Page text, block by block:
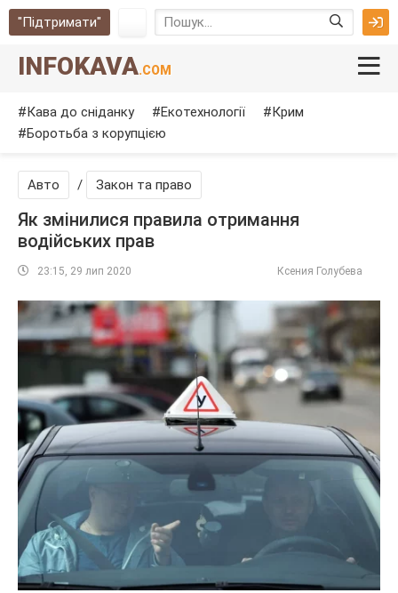
"Підтримати"
INFOKAVA.COM
Кава до сніданку Екотехнології
Крим
Боротьба з корупцією
Авто / Закон та право
Як змінилися правила отримання
водійських прав
23:15, 29 лип 2020 Ксения Голубева